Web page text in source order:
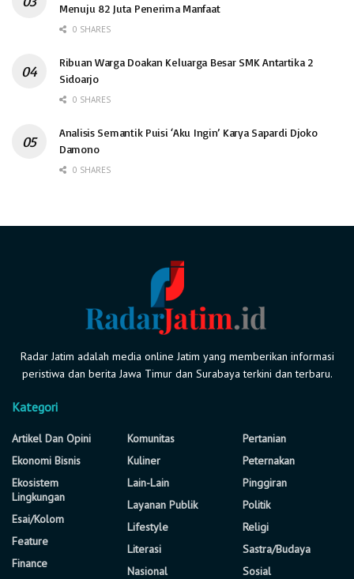
Menuju 82 Juta Penerima Manfaat
0 SHARES
Ribuan Warga Doakan Keluarga Besar SMK Antartika 2
Sidoarjo
0 SHARES
Analisis Semantik Puisi ‘Aku Ingin’ Karya Sapardi Djoko
Damono
0 SHARES
Radar Jatim adalah media online Jatim yang memberikan informasi
peristiwa dan berita Jawa Timur dan Surabaya terkini dan terbaru.
Kategori
Artikel Dan Opini
Ekonomi Bisnis
Ekosistem
Lingkungan
Esai/Kolom
Feature
Finance
Komunitas
Kuliner
Lain-Lain
Layanan Publik
Lifestyle
Literasi
Nasional
Pertanian
Peternakan
Pinggiran
Politik
Religi
Sastra/Budaya
Sosial